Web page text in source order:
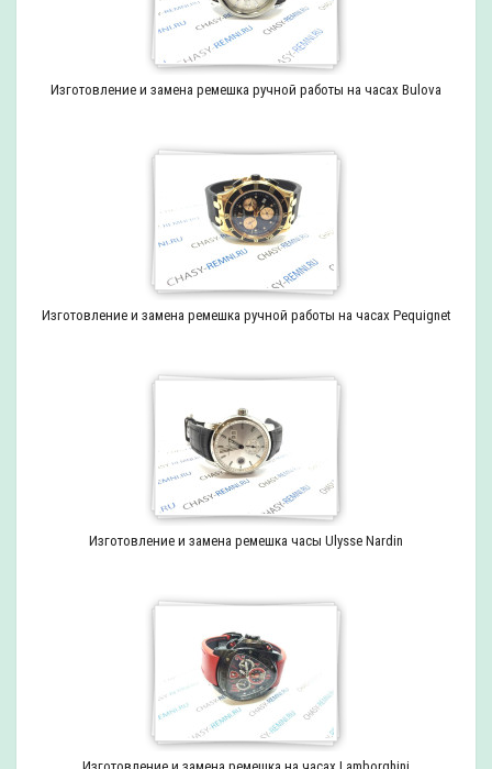
Изготовление и замена ремешка ручной работы на часах Bulova
Изготовление и замена ремешка ручной работы на часах Pequignet
Изготовление и замена ремешка часы Ulysse Nardin